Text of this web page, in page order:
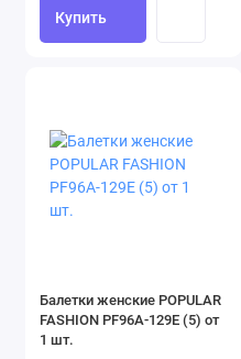
Купить
Балетки женские POPULAR
FASHION PF96A-129E (5) от
1 шт.